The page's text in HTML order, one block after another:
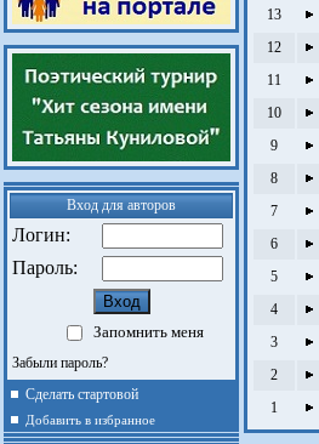
Вход для авторов
Логин:
Пароль:
Запомнить меня
Забыли пароль?
Сделать стартовой
Добавить в избранное
13
12
11
10
9
8
7
6
5
4
3
2
1